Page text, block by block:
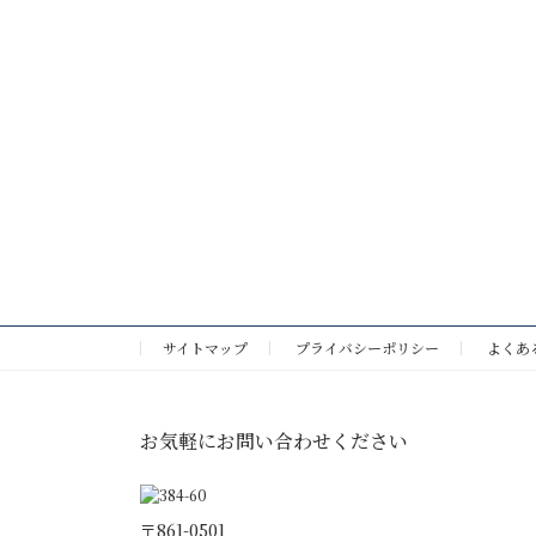
サイトマップ プライバシーポリシー よくあ
お気軽にお問い合わせください
〒861-0501